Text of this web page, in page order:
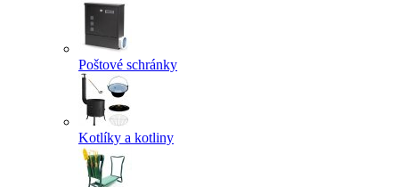
Poštové schránky
Kotlíky a kotliny